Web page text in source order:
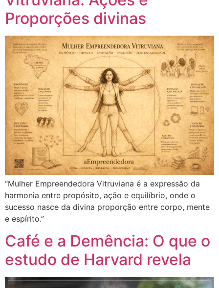
Proporções divinas
“Mulher Empreendedora Vitruviana é a expressão da
harmonia entre propósito, ação e equilíbrio, onde o
sucesso nasce da divina proporção entre corpo, mente
e espírito.”
Café e a Demência: O que o
estudo de Harvard revela